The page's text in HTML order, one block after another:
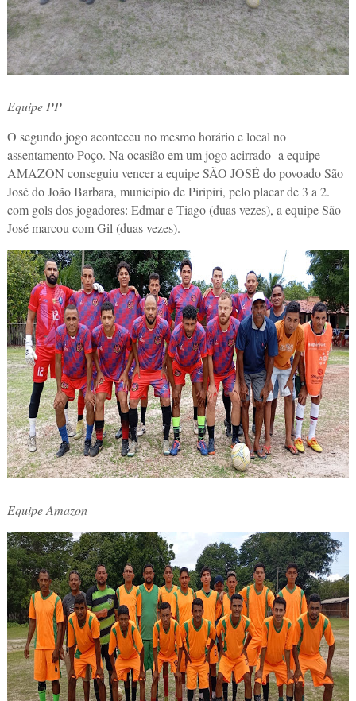
Equipe PP
O segundo jogo aconteceu no mesmo horário e local no
assentamento Poço. Na ocasião em um jogo acirrado a equipe
AMAZON conseguiu vencer a equipe SÃO JOSÉ do povoado São
José do João Barbara, município de Piripiri, pelo placar de 3 a 2.
com gols dos jogadores: Edmar e Tiago (duas vezes), a equipe São
José marcou com Gil (duas vezes).
Equipe Amazon